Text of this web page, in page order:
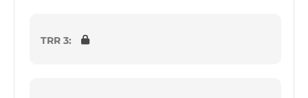
TRR 3: